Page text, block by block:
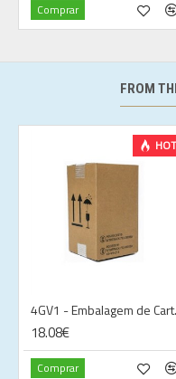
Comprar
FROM
HOT
18.08€
Comprar